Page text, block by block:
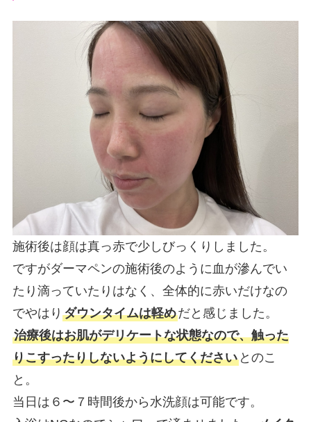
施術後は顔は真っ赤で少しびっくりしました。
ですがダーマペンの施術後のように血が滲んでい
たり滴っていたりはなく、全体的に赤いだけなの
でやはり ダウンタイムは軽めだと感じました。
治療後はお肌がデリケートな状態なので、触った
りこすったりしないようにしてくださいとのこ
と。
当日は６〜７時間後から水洗顔は可能です。